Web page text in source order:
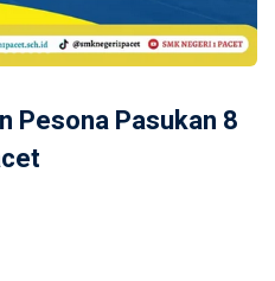
Pesona Pasukan 8